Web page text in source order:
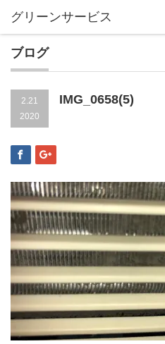
ブログ
2.21
2020
IMG_0658(5)